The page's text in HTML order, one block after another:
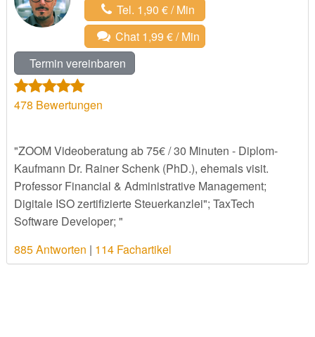
Tel. 1,90 € / Min
Chat 1,99 € / Min
Termin vereinbaren
478 Bewertungen
"ZOOM Videoberatung ab 75€ / 30 Minuten - Diplom-
Kaufmann Dr. Rainer Schenk (PhD.), ehemals visit.
Professor Financial & Administrative Management;
Digitale ISO zertifizierte Steuerkanzlei"; TaxTech
Software Developer; "
885 Antworten | 114 Fachartikel